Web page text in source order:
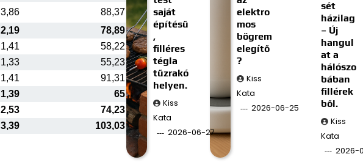
3,86
88,37
2,19
78,89
1,41
58,22
1,33
55,23
1,41
91,31
1,39
65
2,53
74,23
3,39 103,03
saját
építésű
,
filléres
tégla
tűzrakó
helyen.
Kiss
Kata
2026-06-27
elektro
mos
bögrem
elegítő
?
Kiss
Kata
2026-06-25
sét
házilag
– Új
hangul
at a
hálószo
bában
fillérek
ből.
Kiss
Kata
2026-